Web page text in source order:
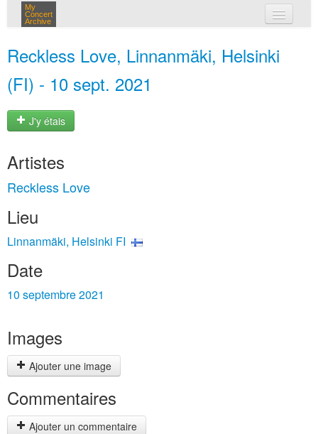
My
Concert
Archive
Reckless Love, Linnanmäki, Helsinki
(FI) - 10 sept. 2021
J'y étais
Artistes
Reckless Love
Lieu
Linnanmäki, Helsinki FI
Date
10 septembre 2021
Images
Ajouter une image
Commentaires
Ajouter un commentaire